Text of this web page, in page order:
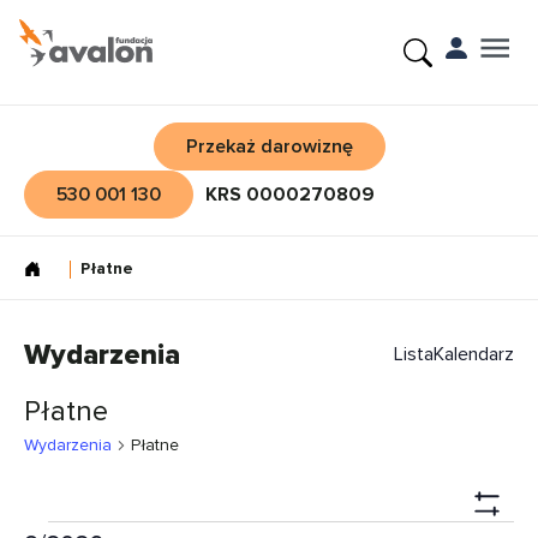
Przekaż darowiznę
530 001 130
KRS 0000270809
Płatne
Wydarzenia ListaKalendarz
Płatne
Wydarzenia Płatne
Show